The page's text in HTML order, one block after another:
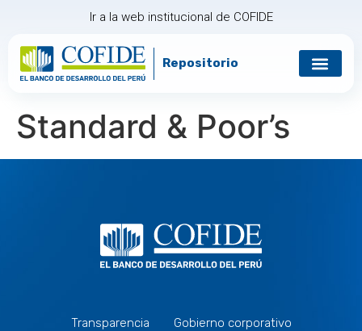
Ir a la web institucional de COFIDE
Repositorio
Standard & Poor’s
Transparencia
Gobierno corporativo